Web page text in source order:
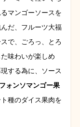
マンゴーソースを
だ、フルーツ大福
で、ごろっ、とろ
味わいが楽しめ
する為に、ソース
ォンソマンゴー果
種のダイス果肉を